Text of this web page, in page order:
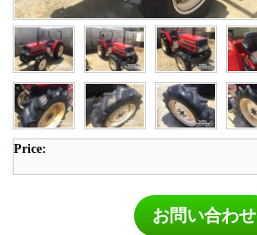
Price:
お問い合わせ